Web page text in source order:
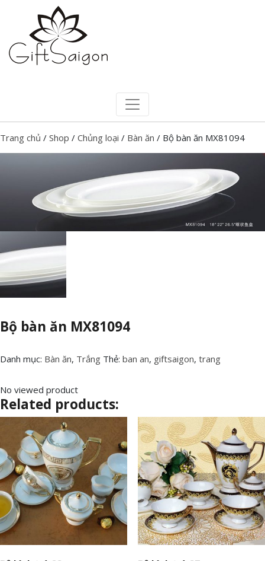
Trang chủ / Shop / Chủng loại / Bàn ăn / Bộ bàn ăn MX81094
Bộ bàn ăn MX81094
Danh mục: Bàn ăn, Trắng Thẻ: ban an, giftsaigon, trang
No viewed product
Related products: